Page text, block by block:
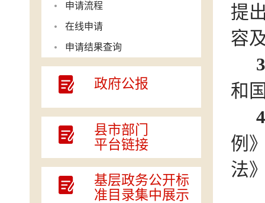
申请流程
在线申请
申请结果查询
政府公报
县市部门
平台链接
基层政务公开标
准目录集中展示
提
容
3
和
4
例
法